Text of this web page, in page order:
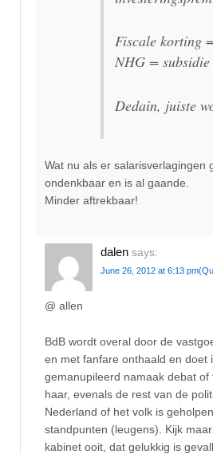
Fiscale korting
NHG = subsidie
Dedain, juiste
Wat nu als er salarisverlagingen
ondenkbaar en is al gaande.
Minder aftrekbaar!
dalen says:
June 26, 2012 at 6:13 pm
@ allen
BdB wordt overal door de
en met fanfare onthaald en doet
gemanupileerd namaak debat
haar, evenals de rest van de
Nederland of het volk is
standpunten (leugens). Kijk
kabinet ooit, dat gelukkig is